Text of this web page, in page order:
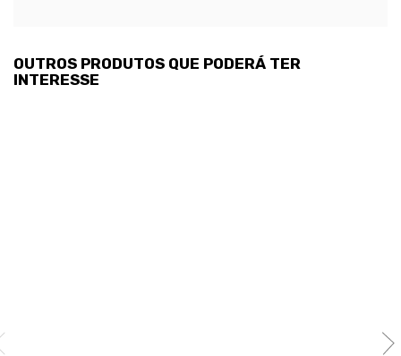
OUTROS PRODUTOS QUE PODERÁ TER
INTERESSE